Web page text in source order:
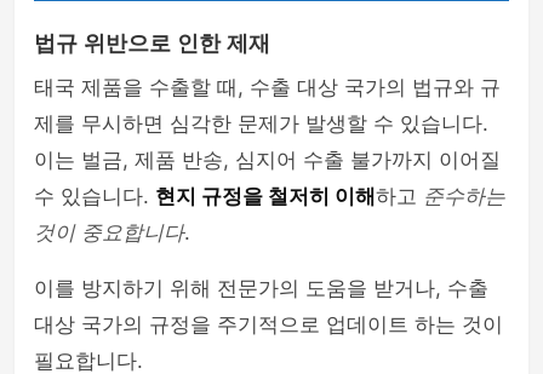
법규 위반으로 인한 제재
태국 제품을 수출할 때, 수출 대상 국가의 법규와 규
제를 무시하면 심각한 문제가 발생할 수 있습니다.
이는 벌금, 제품 반송, 심지어 수출 불가까지 이어질
수 있습니다. 현지 규정을 철저히 이해하고 준수하는
것이 중요합니다.
이를 방지하기 위해 전문가의 도움을 받거나, 수출
대상 국가의 규정을 주기적으로 업데이트 하는 것이
필요합니다.